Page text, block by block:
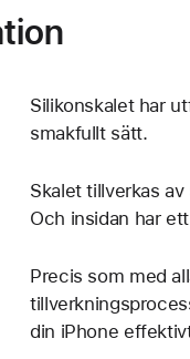
Silikonskalet har
smakfullt sätt.
Skalet tillverkas
Och insidan har
Precis som med
din iPhone